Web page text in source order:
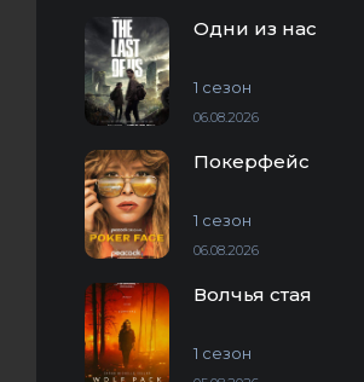
Одни из нас
1 сезон
06.08.2026
Покерфейс
1 сезон
06.08.2026
Волчья стая
1 сезон